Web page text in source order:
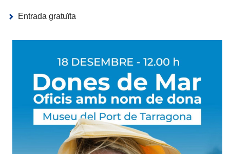
Entrada gratuïta